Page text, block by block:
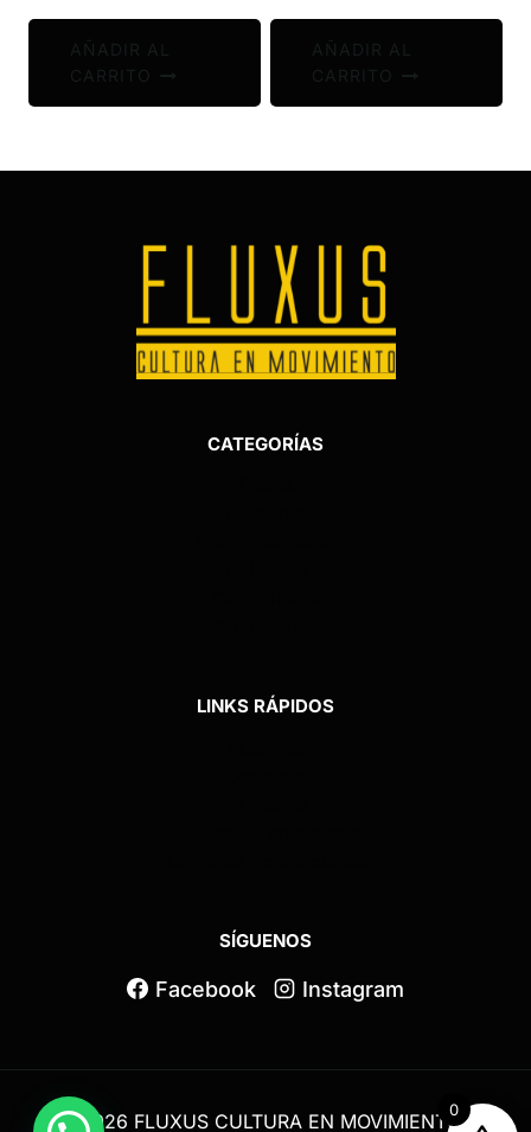
AÑADIR AL
CARRITO
AÑADIR AL
CARRITO
CATEGORÍAS
LINKS RÁPIDOS
SÍGUENOS
Facebook Instagram
© 2026 FLUXUS CULTURA EN MOVIMIENTO -
0